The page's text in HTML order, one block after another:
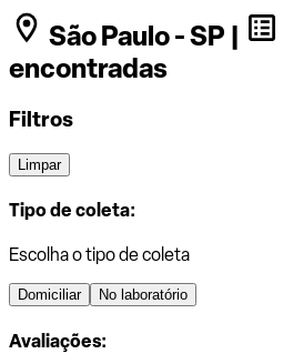
São Paulo - SP |
encontradas
Filtros
Limpar
Tipo de coleta:
Escolha o tipo de coleta
Domiciliar No laboratório
Avaliações: